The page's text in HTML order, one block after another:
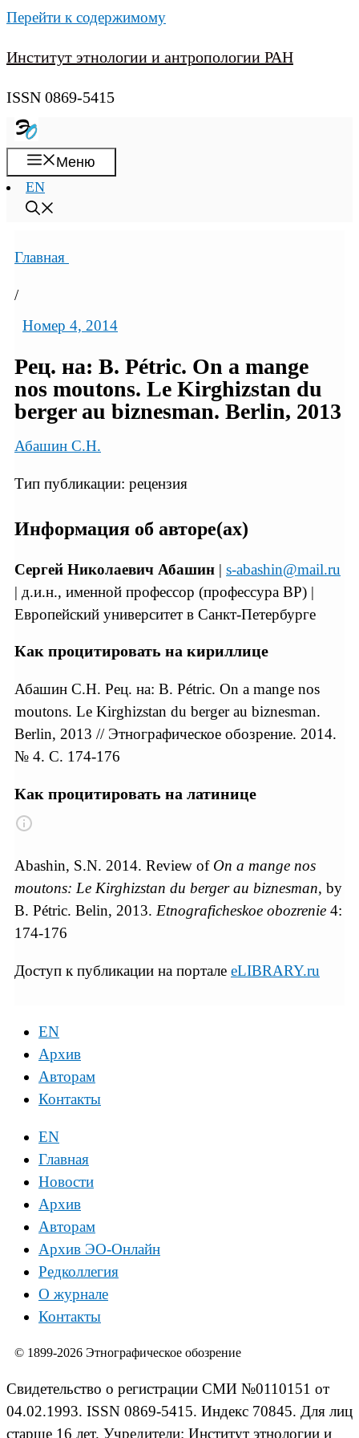
Перейти к содержимому
Институт этнологии и антропологии РАН
ISSN 0869-5415
Меню
EN
Главная
/
Номер 4, 2014
Рец. на: B. Pétric. On a mange
nos moutons. Le Kirghizstan du
berger au biznesman. Berlin, 2013
Абашин С.Н.
Тип публикации: рецензия
Информация об авторе(ах)
Сергей Николаевич Абашин | s-abashin@mail.ru
| д.и.н., именной профессор (профессура ВР) |
Европейский университет в Санкт-Петербурге
Как процитировать на кириллице
Абашин C.H. Рец. на: В. Pétric. On a mange nos
moutons. Le Kirghizstan du berger au biznesman.
Berlin, 2013 // Этнографическое обозрение. 2014.
№ 4. С. 174-176
Как процитировать на латинице
Abashin, S.N. 2014. Review of On a mange nos
moutons: Le Kirghizstan du berger au biznesman, by
B. Pétric. Belin, 2013. Etnograficheskoe obozrenie 4:
174-176
Доступ к публикации на портале eLIBRARY.ru
EN
Архив
Авторам
Контакты
EN
Главная
Новости
Архив
Авторам
Архив ЭО-Онлайн
Редколлегия
О журнале
Контакты
© 1899-2026 Этнографическое обозрение
Свидетельство о регистрации СМИ №0110151 от
04.02.1993. ISSN 0869-5415. Индекс 70845. Для лиц
старше 16 лет. Учредители: Институт этнологии и